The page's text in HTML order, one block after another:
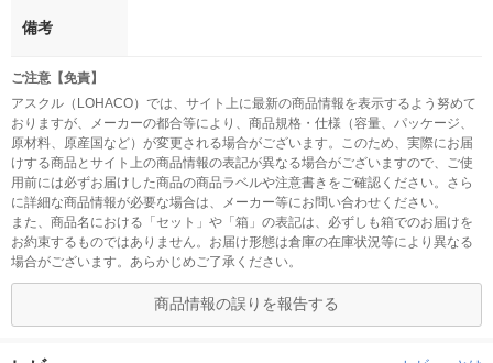
備考
ご注意【免責】
アスクル（LOHACO）では、サイト上に最新の商品情報を表示するよう努めて
おりますが、メーカーの都合等により、商品規格・仕様（容量、パッケージ、
原材料、原産国など）が変更される場合がございます。このため、実際にお届
けする商品とサイト上の商品情報の表記が異なる場合がございますので、ご使
用前には必ずお届けした商品の商品ラベルや注意書きをご確認ください。さら
に詳細な商品情報が必要な場合は、メーカー等にお問い合わせください。
また、商品名における「セット」や「箱」の表記は、必ずしも箱でのお届けを
お約束するものではありません。お届け形態は倉庫の在庫状況等により異なる
場合がございます。あらかじめご了承ください。
商品情報の誤りを報告する